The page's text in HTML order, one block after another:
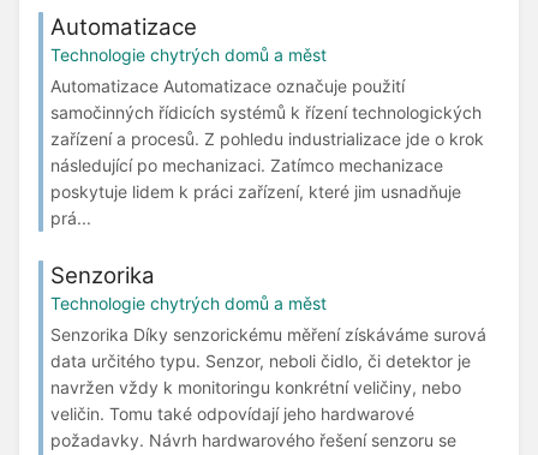
Automatizace
Technologie chytrých domů a měst
Automatizace Automatizace označuje použití
samočinných řídicích systémů k řízení technologických
zařízení a procesů. Z pohledu industrializace jde o krok
následující po mechanizaci. Zatímco mechanizace
poskytuje lidem k práci zařízení, které jim usnadňuje
prá...
Senzorika
Technologie chytrých domů a měst
Senzorika Díky senzorickému měření získáváme surová
data určitého typu. Senzor, neboli čidlo, či detektor je
navržen vždy k monitoringu konkrétní veličiny, nebo
veličin. Tomu také odpovídají jeho hardwarové
požadavky. Návrh hardwarového řešení senzoru se